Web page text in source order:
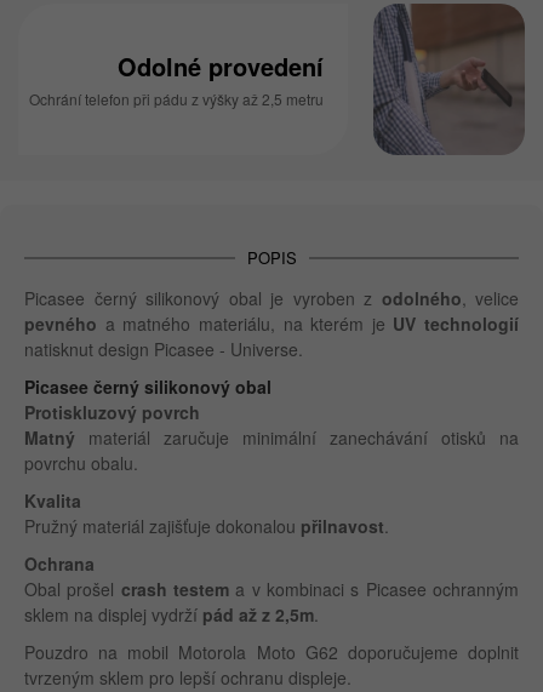
Odolné provedení
Ochrání telefon při pádu z výšky až 2,5 metru
POPIS
Picasee černý silikonový obal je vyroben z odolného, velice
pevného a matného materiálu, na kterém je UV technologií
natisknut design Picasee - Universe.
Picasee černý silikonový obal
Protiskluzový povrch
Matný materiál zaručuje minimální zanechávání otisků na
povrchu obalu.
Kvalita
Pružný materiál zajišťuje dokonalou přilnavost.
Ochrana
Obal prošel crash testem a v kombinaci s Picasee ochranným
sklem na displej vydrží pád až z 2,5m.
Pouzdro na mobil Motorola Moto G62 doporučujeme doplnit
tvrzeným sklem pro lepší ochranu displeje.